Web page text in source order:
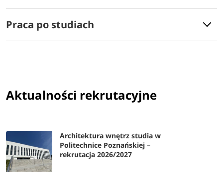
Praca po studiach
Aktualności rekrutacyjne
Architektura wnętrz studia w
Politechnice Poznańskiej –
rekrutacja 2026/2027